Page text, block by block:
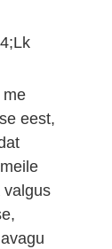
me
eest,
valgus